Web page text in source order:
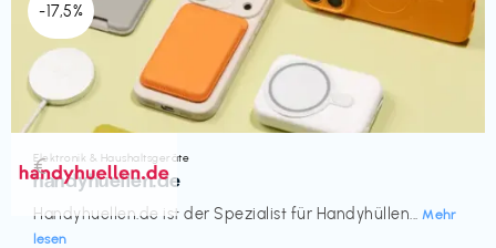
-17,5%
Elektronik & Haushaltsgeräte
handyhuellen.de
Handyhuellen.de ist der Spezialist für Handyhüllen... Mehr
lesen
€‎